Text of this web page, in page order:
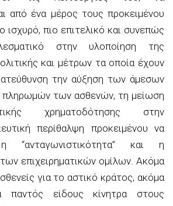
από ένα μέρος τους προκειμένου
ισχυρό, πιο επιτελικό και συνεπώς
στην υλοποίηση της
και μέτρων τα οποία έχουν
την αύξηση των άμεσων
πληρωμών των ασθενών, τη μείωση
χρηματοδότησης στην
περίθαλψη προκειμένου να
η “ανταγωνιστικότητα” και η
επιχειρηματικών ομίλων. Ακόμα
για το αστικό κράτος, ακόμα
παντός είδους κίνητρα στους